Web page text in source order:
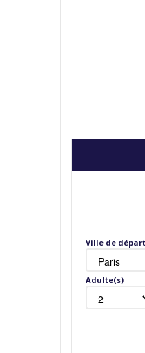
Ville de départ
Adulte(s)